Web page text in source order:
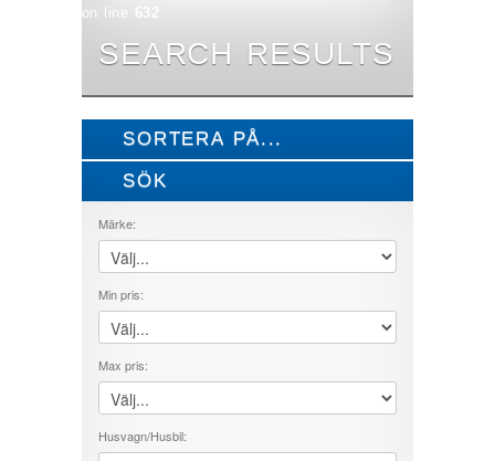
on line 632
SEARCH RESULTS
SORTERA PÅ...
VISA ALLA
ÅRSMODELL
PRIS
SÖK
Märke:
Min pris:
Max pris:
Husvagn/Husbil: